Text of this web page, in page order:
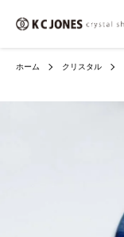
ホーム クリスタル